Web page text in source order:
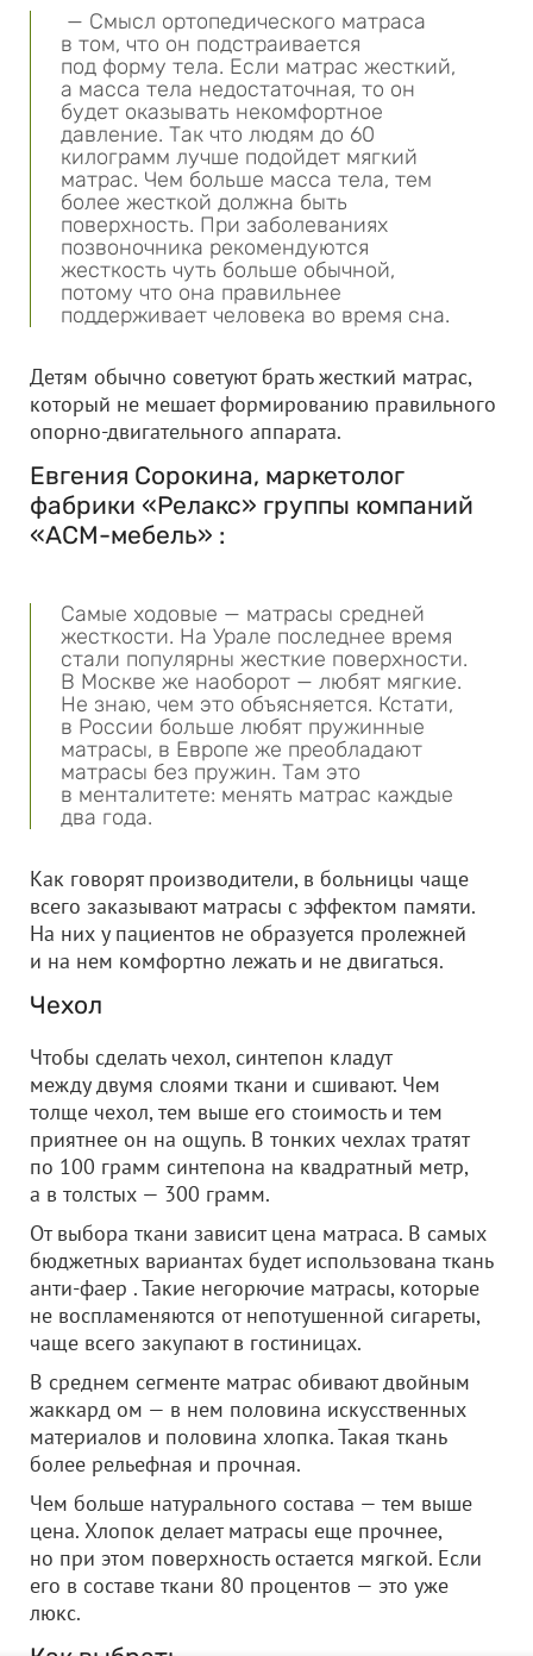
— Смысл ортопедического матраса
в том, что он подстраивается
под форму тела. Если матрас жесткий,
а масса тела недостаточная, то он
будет оказывать некомфортное
давление. Так что людям до 60
килограмм лучше подойдет мягкий
матрас. Чем больше масса тела, тем
более жесткой должна быть
поверхность. При заболеваниях
позвоночника рекомендуются
жесткость чуть больше обычной,
потому что она правильнее
поддерживает человека во время сна.
Детям обычно советуют брать жесткий матрас,
который не мешает формированию правильного
опорно-двигательного аппарата.
Евгения Сорокина, маркетолог
фабрики «Релакс» группы компаний
«АСМ-мебель» :
Самые ходовые — матрасы средней
жесткости. На Урале последнее время
стали популярны жесткие поверхности.
В Москве же наоборот — любят мягкие.
Не знаю, чем это объясняется. Кстати,
в России больше любят пружинные
матрасы, в Европе же преобладают
матрасы без пружин. Там это
в менталитете: менять матрас каждые
два года.
Как говорят производители, в больницы чаще
всего заказывают матрасы с эффектом памяти.
На них у пациентов не образуется пролежней
и на нем комфортно лежать и не двигаться.
Чехол
Чтобы сделать чехол, синтепон кладут
между двумя слоями ткани и сшивают. Чем
толще чехол, тем выше его стоимость и тем
приятнее он на ощупь. В тонких чехлах тратят
по 100 грамм синтепона на квадратный метр,
а в толстых — 300 грамм.
От выбора ткани зависит цена матраса. В самых
бюджетных вариантах будет использована ткань
анти-фаер . Такие негорючие матрасы, которые
не воспламеняются от непотушенной сигареты,
чаще всего закупают в гостиницах.
В среднем сегменте матрас обивают двойным
жаккард ом — в нем половина искусственных
материалов и половина хлопка. Такая ткань
более рельефная и прочная.
Чем больше натурального состава — тем выше
цена. Хлопок делает матрасы еще прочнее,
но при этом поверхность остается мягкой. Если
его в составе ткани 80 процентов — это уже
люкс.